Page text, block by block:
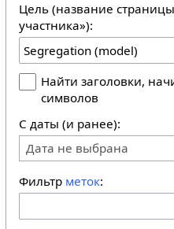
Цель (название
участника»):
Найти заголовки,
символов
С даты (и ранее):
Дата не выбрана
Фильтр меток: